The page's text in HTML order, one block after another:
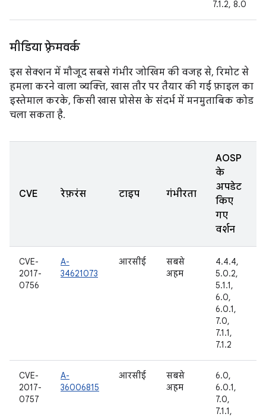
7.1.2, 8.0
मीडिया फ़्रेमवर्क
इस सेक्शन में मौजूद सबसे गंभीर जोखिम की वजह से, रिमोट से
हमला करने वाला व्यक्ति, खास तौर पर तैयार की गई फ़ाइल का
इस्तेमाल करके, किसी खास प्रोसेस के संदर्भ में मनमुताबिक कोड
चला सकता है.
CVE रेफ़रंस टाइप गंभीरता
AOSP
के
अपडेट
किए
गए
वर्शन
CVE-
2017-
0756
A-
34621073
आरसीई
सबसे
अहम
4.4.4,
5.0.2,
5.1.1,
6.0,
6.0.1,
7.0,
7.1.1,
7.1.2
CVE-
2017-
0757
A-
36006815
आरसीई
सबसे
अहम
6.0,
6.0.1,
7.0,
7.1.1,